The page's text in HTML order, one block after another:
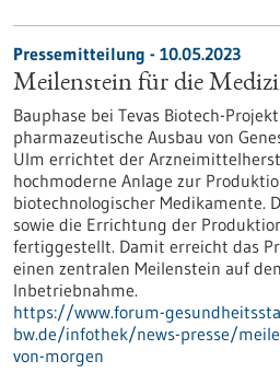
Pressemitteilung - 10.05.2023
Meilenstein für die
Bauphase bei Tevas Biotech-
pharmazeutische Ausbau von
Ulm errichtet der
hochmoderne Anlage zur
biotechnologischer Medikamente.
sowie die Errichtung der
fertiggestellt. Damit erreicht das
einen zentralen Meilenstein auf
Inbetriebnahme.
https://www.forum-
bw.de/infothek/news-presse/
von-morgen